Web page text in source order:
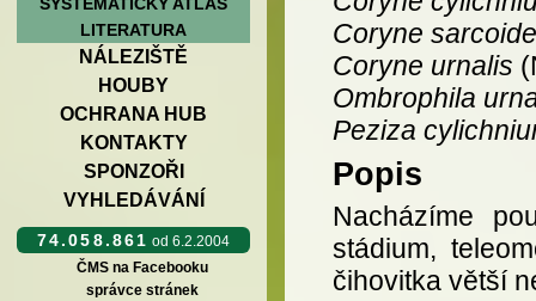
LITERATURA
NÁLEZIŠTĚ
HOUBY
OCHRANA HUB
KONTAKTY
SPONZOŘI
VYHLEDÁVÁNÍ
74.058.861 od 6.2.2004
ČMS na Facebooku
správce stránek
Coryne
Coryne urnalis
Ombrophila
Peziza
Popis
Nacházíme
stádium,
čihovitka větší